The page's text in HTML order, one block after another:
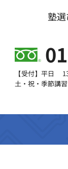
塾選
【受付】平日
土・祝・季節講